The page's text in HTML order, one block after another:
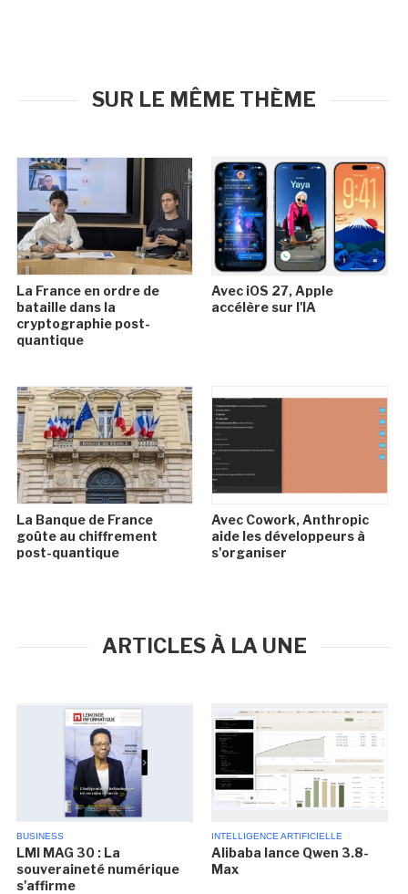
SUR LE MÊME THÈME
La France en ordre de
bataille dans la
cryptographie post-
quantique
Avec iOS 27, Apple
accélère sur l'IA
La Banque de France
goûte au chiffrement
post-quantique
Avec Cowork, Anthropic
aide les développeurs à
s'organiser
ARTICLES À LA UNE
BUSINESS
LMI MAG 30 : La
souveraineté numérique
s'affirme
INTELLIGENCE ARTIFICIELLE
Alibaba lance Qwen 3.8-
Max